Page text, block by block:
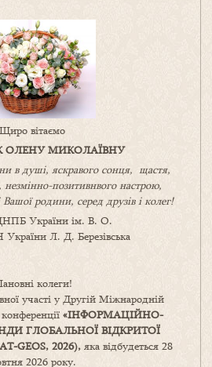
Щиро вітаємо
ОЛЕНУ МИКОЛАЇВНУ
в душі, яскравого сонця, щастя,
незмінно-позитивнвого настрою,
Вашоїродини, серед друзів і колег!
України ім. В. О.
Л. Д. Березівська
колеги!
участі у Другій Міжнародній
«ІНФОРМАЦІЙНО-
ГЛОБАЛЬНОЇ ВІДКРИТОЇ
GEOS, 2026),яка відбудеться 28
2026 року.